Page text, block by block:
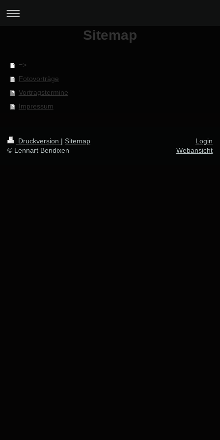
Sitemap
=>
Fotovorträge
Vortragstermine
Impressum
Druckversion | Sitemap
© Lennart Bendixen
Login
Webansicht